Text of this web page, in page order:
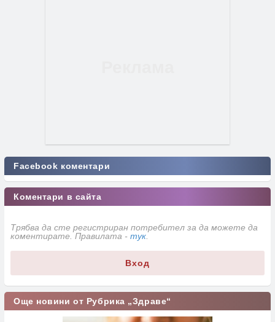
Facebook коментари
Коментари в сайта
Трябва да сте регистриран потребител за да можете да
коментирате. Правилата - тук
Вход
Още новини от Рубрика „Здраве“